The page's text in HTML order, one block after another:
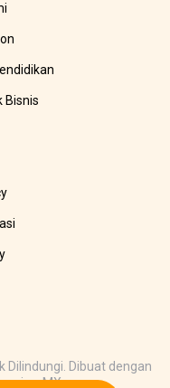
Bisnis
Dilindungi. Dibuat dengan
MX.